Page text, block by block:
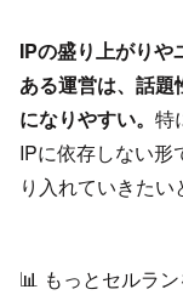
IPの盛り上がりや
ある運営は、話
になりやすい。 特
IPに依存しない形
り入れていきたい
📊 もっとセルラ